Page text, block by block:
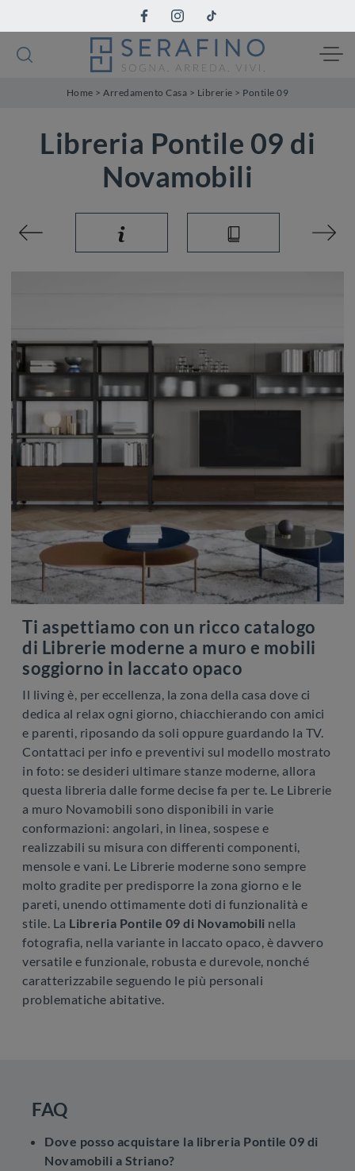
Home >Arredamento Casa > Librerie > Pontile 09
Libreria Pontile 09 di
Novamobili
Ti aspettiamo con un ricco catalogo
di Librerie moderne a muro e mobili
soggiorno in laccato opaco
Il living è, per eccellenza, la zona della casa dove ci
dedica al relax ogni giorno, chiacchierando con amici
e parenti, riposando da soli oppure guardando la TV.
Contattaci per info e preventivi sul modello mostrato
in foto: se desideri ultimare stanze moderne, allora
questa libreria dalle forme decise fa per te. Le Librerie
a muro Novamobili sono disponibili in varie
conformazioni: angolari, in linea, sospese e
realizzabili su misura con differenti componenti,
mensole e vani. Le Librerie moderne sono sempre
molto gradite per predisporre la zona giorno e le
pareti, unendo ottimamente doti di funzionalità e
stile. La Libreria Pontile 09 di Novamobili nella
fotografia, nella variante in laccato opaco, è davvero
versatile e funzionale, robusta e durevole, nonché
caratterizzabile seguendo le più personali
problematiche abitative.
FAQ
Dove posso acquistare la libreria Pontile 09 di
Novamobili a Striano?